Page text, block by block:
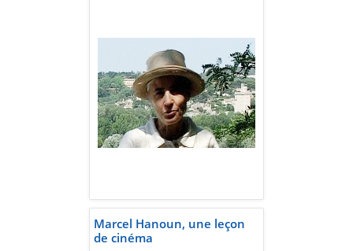
Marcel Hanoun, une leçon
de cinéma